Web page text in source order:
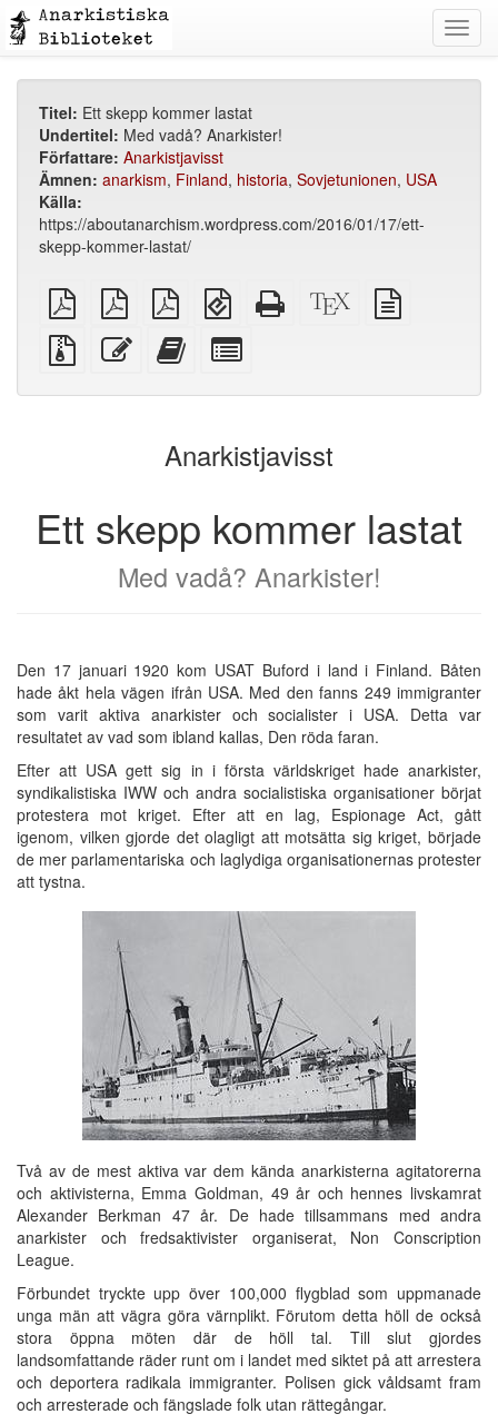
Titel: Ett skepp kommer lastat
Undertitel: Med vadå? Anarkister!
Författare: Anarkistjavisst
Ämnen: anarkism, Finland, historia, Sovjetunionen, USA
Källa:
https://aboutanarchism.wordpress.com/2016/01/17/ett-
skepp-kommer-lastat/
plain
PDF
A4
imposed
PDF
Letter
imposed
PDF
EPUB
(för
mobila
enheter)
Fristående
HTML
XeLaTeX
källa
Källfiler
med
Redigera
denna
Lägg
text
bokskaparen
for
bookbuilder
Anarkistjavisst
Ett skepp kommer lastat
Med vadå? Anarkister!
Den 17 januari 1920 kom USAT Buford i land i Finland. Båten
hade åkt hela vägen ifrån USA. Med den fanns 249 immigranter
som varit aktiva anarkister och socialister i USA. Detta var
resultatet av vad som ibland kallas, Den röda faran.
Efter att USA gett sig in i första världskriget hade anarkister,
syndikalistiska IWW och andra socialistiska organisationer börjat
protestera mot kriget. Efter att en lag, Espionage Act, gått
igenom, vilken gjorde det olagligt att motsätta sig kriget, började
de mer parlamentariska och laglydiga organisationernas protester
att tystna.
Två av de mest aktiva var dem kända anarkisterna agitatorerna
och aktivisterna, Emma Goldman, 49 år och hennes livskamrat
Alexander Berkman 47 år. De hade tillsammans med andra
anarkister och fredsaktivister organiserat, Non Conscription
League.
Förbundet tryckte upp över 100,000 flygblad som uppmanade
unga män att vägra göra värnplikt. Förutom detta höll de också
stora öppna möten där de höll tal. Till slut gjordes
landsomfattande räder runt om i landet med siktet på att arrestera
och deportera radikala immigranter. Polisen gick våldsamt fram
och arresterade och fängslade folk utan rättegångar.